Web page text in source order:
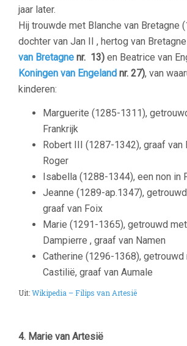
jaar later.
Hij trouwde met Blanche van Bretagne
dochter van Jan II , hertog van Bretagne
van Bretagne nr. 13) en Beatrice van
Koningen van Engeland nr. 27), van
kinderen:
Marguerite (1285-1311),
Frankrijk
Robert III (1287-1342), graaf van
Roger
Isabella (1288-1344), een non in
Jeanne (1289-ap.1347),
graaf van Foix
Marie (1291-1365), getrouwd
Dampierre , graaf van Namen
Catherine (1296-1368), getrouwd
Castilië, graaf van Aumale
Uit:Wikipedia – Filips van Artesië
4. Marie van Artesië